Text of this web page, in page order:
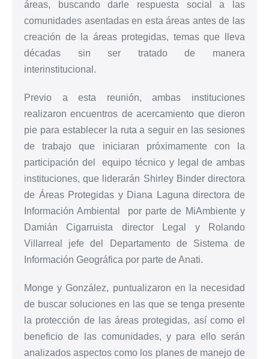
áreas, buscando darle respuesta social a las
comunidades asentadas en esta áreas antes de las
creación de la áreas protegidas, temas que lleva
décadas sin ser tratado de manera
interinstitucional.
Previo a esta reunión, ambas instituciones
realizaron encuentros de acercamiento que dieron
pie para establecer la ruta a seguir en las sesiones
de trabajo que iniciaran próximamente con la
participación del equipo técnico y legal de ambas
instituciones, que liderarán Shirley Binder directora
de Áreas Protegidas y Diana Laguna directora de
Información Ambiental por parte de MiAmbiente y
Damián Cigarruista director Legal y Rolando
Villarreal jefe del Departamento de Sistema de
Información Geográfica por parte de Anati.
Monge y González, puntualizaron en la necesidad
de buscar soluciones en las que se tenga presente
la protección de las áreas protegidas, así como el
beneficio de las comunidades, y para ello serán
analizados aspectos como los planes de manejo de